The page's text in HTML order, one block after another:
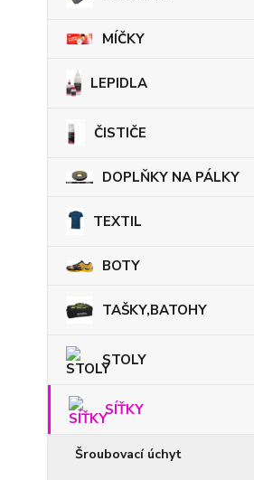
MÍČKY
LEPIDLA
ČISTIČE
DOPLŇKY NA PÁLKY
TEXTIL
BOTY
TAŠKY,BATOHY
STOLY
SÍŤKY
Šroubovací úchyt